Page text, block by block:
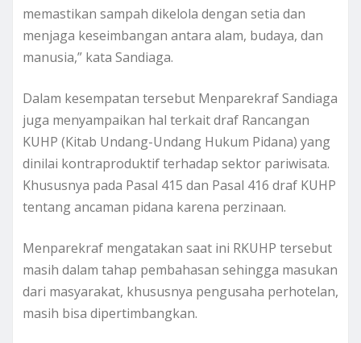
memastikan sampah dikelola dengan setia dan
menjaga keseimbangan antara alam, budaya, dan
manusia,” kata Sandiaga.
Dalam kesempatan tersebut Menparekraf Sandiaga
juga menyampaikan hal terkait draf Rancangan
KUHP (Kitab Undang-Undang Hukum Pidana) yang
dinilai kontraproduktif terhadap sektor pariwisata.
Khususnya pada Pasal 415 dan Pasal 416 draf KUHP
tentang ancaman pidana karena perzinaan.
Menparekraf mengatakan saat ini RKUHP tersebut
masih dalam tahap pembahasan sehingga masukan
dari masyarakat, khususnya pengusaha perhotelan,
masih bisa dipertimbangkan.